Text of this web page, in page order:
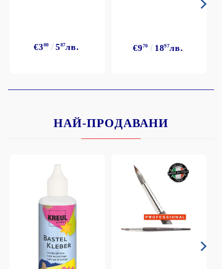
€300 587лв. €970 1897лв.
НАЙ-ПРОДАВАНИ